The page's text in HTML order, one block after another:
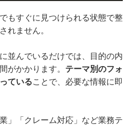
もすぐに見つけられる状態で整
れません。
並んでいるだけでは、目的の内
がかかります。 テーマ別のフォ
ていることで、必要な情報に即
」「クレーム対応」など業務テ